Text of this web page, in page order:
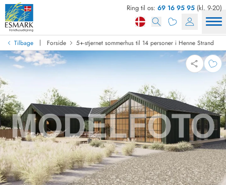
Ring til os: 69 16 95 95 (kl. 9-20)
Tilbage | Forside 5+-stjernet sommerhus til 14 personer i Henne Strand